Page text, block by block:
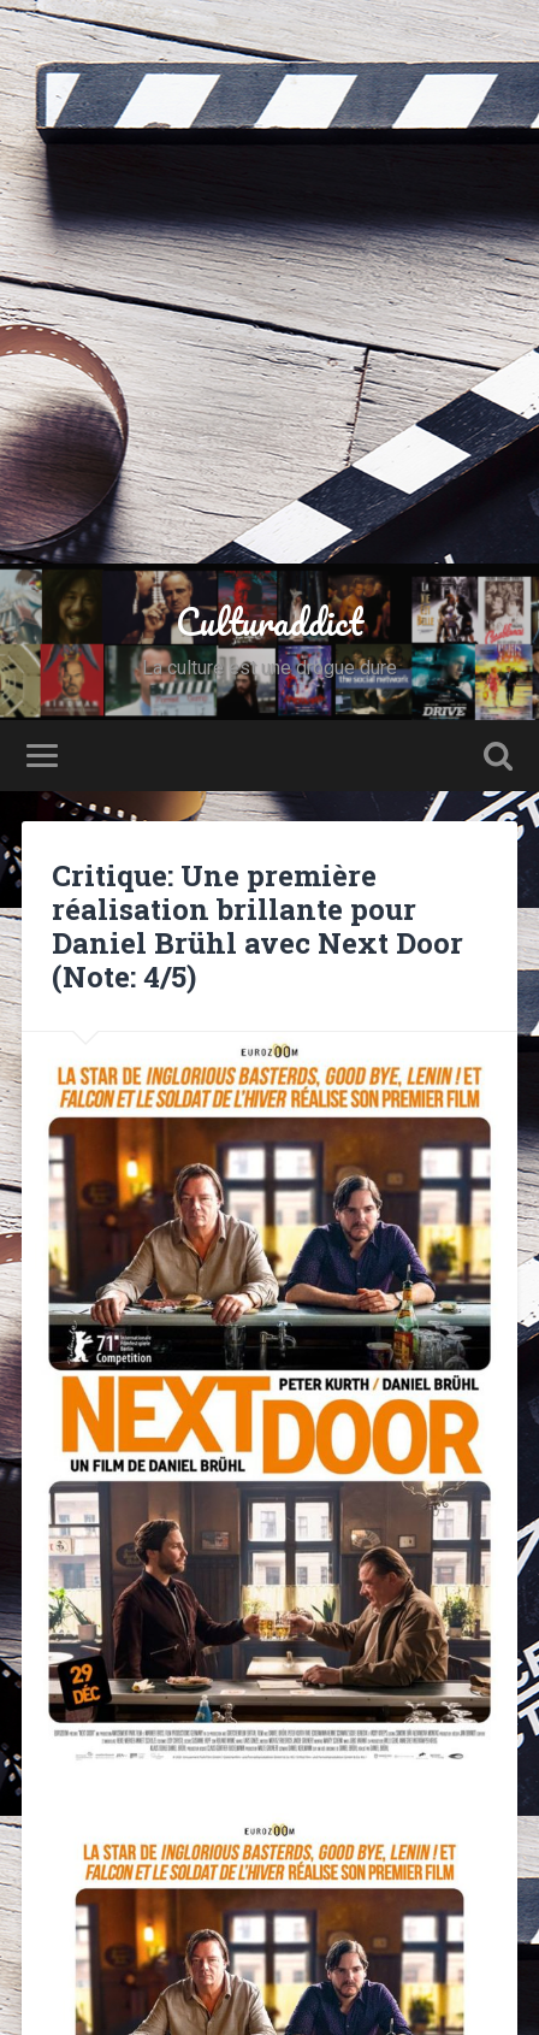
Culturaddict
La culture est une drogue dure
Critique: Une première
réalisation brillante pour
Daniel Brühl avec Next Door
(Note: 4/5)